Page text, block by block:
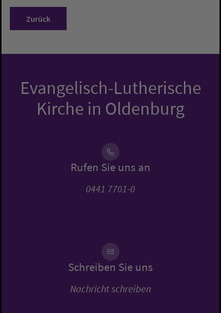
Zurück
Evangelisch-Lutherische
Kirche in Oldenburg
Rufen Sie uns an
0441 7701-0
Schreiben Sie uns
Nachricht schreiben